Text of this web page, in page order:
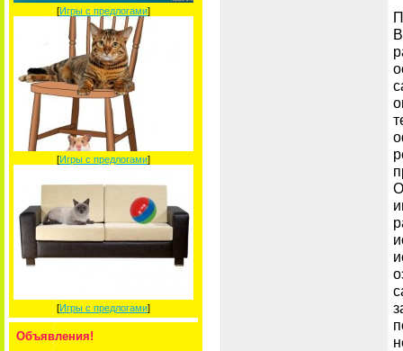
[Игры с предлогами]
[Игры с предлогами]
[Игры с предлогами]
Объявления!